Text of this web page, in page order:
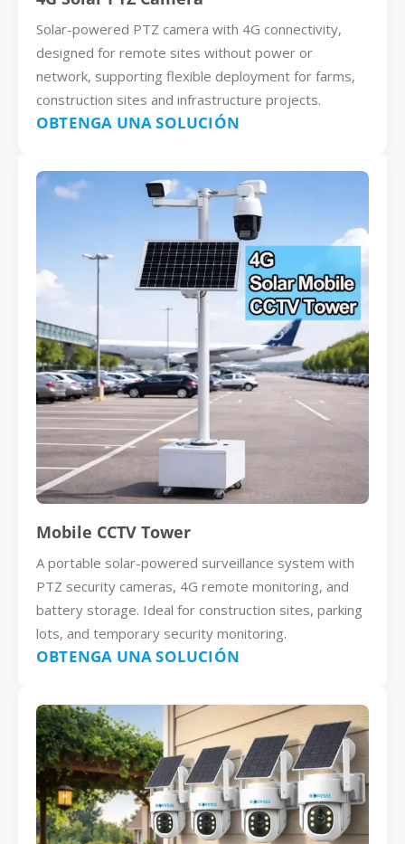
Solar-powered PTZ camera with 4G connectivity,
designed for remote sites without power or
network, supporting flexible deployment for farms,
construction sites and infrastructure projects.
OBTENGA UNA SOLUCIÓN
Mobile CCTV Tower
A portable solar-powered surveillance system with
PTZ security cameras, 4G remote monitoring, and
battery storage. Ideal for construction sites, parking
lots, and temporary security monitoring.
OBTENGA UNA SOLUCIÓN